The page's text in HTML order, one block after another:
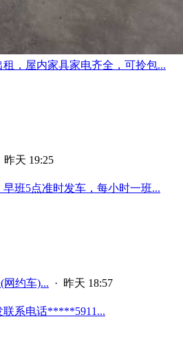
，屋内家具家电齐全，可拎包...
昨天 19:25
班5点准时发车，每小时一班...
网约车)... · 昨天 18:57
联系电话*****5911...